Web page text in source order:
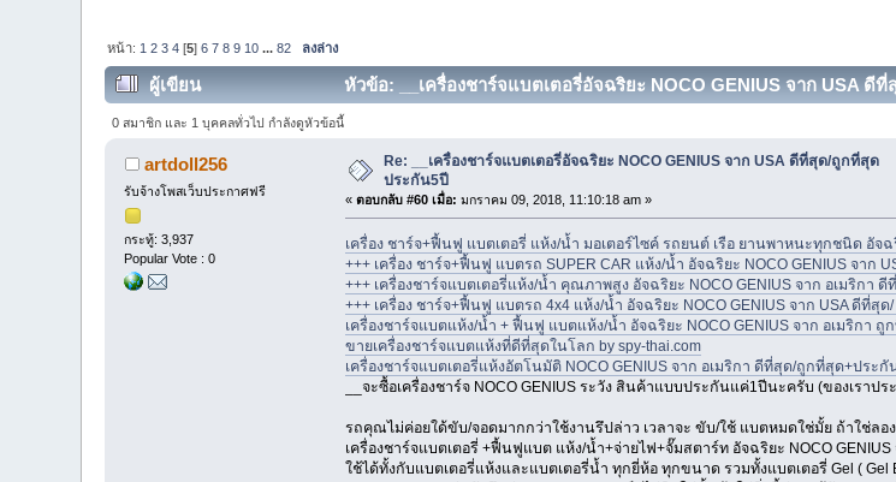
หน้า: 1 2 3 4 [5]6 7 8 9 10 ...82 ลงล่าง
ผู้เขียน หัวข้อ: __เครื่องชาร์จแบตเตอรี่อัจฉริยะ NOCO GENIUS จาก USA ดี
0 สมาชิก และ 1 บุคคลทั่วไป กำลังดูหัวข้อนี้
artdoll256
รับจ้างโพสเว็บประกาศฟรี
กระทู้: 3,937
Popular Vote : 0
Re: __เครื่องชาร์จแบตเตอรี่อัจฉริยะ NOCO GENIUS จาก USA ดีที่สุด/ถูกที่สุด
ประกัน5ปี
« ตอบกลับ #60 เมื่อ: มกราคม 09, 2018, 11:10:18 am »
เครื่อง ชาร์จ+ฟื้นฟู แบตเตอรี่ แห้ง/น้ำ มอเตอร์ไซค์ รถยนต์ เรือ ยานพาหนะทุกชนิด อัจ
+++ เครื่อง ชาร์จ+ฟื้นฟู แบตรถ SUPER CAR แห้ง/น้ำ อัจฉริยะ NOCO GENIUS จาก
+++ เครื่องชาร์จแบตเตอรี่แห้ง/น้ำ คุณภาพสูง อัจฉริยะ NOCO GENIUS จาก อเมริกา
+++ เครื่อง ชาร์จ+ฟื้นฟู แบตรถ 4x4 แห้ง/น้ำ อัจฉริยะ NOCO GENIUS จาก USA ดีที่สุ
เครื่องชาร์จแบตแห้ง/น้ำ + ฟื้นฟู แบตแห้ง/น้ำ อัจฉริยะ NOCO GENIUS จาก อเมริกา
ขายเครื่องชาร์จแบตแห้งที่ดีที่สุดในโลก by spy-thai.com
เครื่องชาร์จแบตเตอรี่แห้งอัตโนมัติ NOCO GENIUS จาก อเมริกา ดีที่สุด/ถูกที่สุด+ประกั
__จะซื้อเครื่องชาร์จ NOCO GENIUS ระวัง สินค้าแบบประกันแค่1ปีนะครับ (ของเราป
รถคุณไม่ค่อยใด้ขับ/จอดมากกว่าใช้งานรึปล่าว เวลาจะ ขับ/ใช้ แบตหมดใช่มั้ย ถ้าใช่ล
เครื่องชาร์จแบตเตอรี่ +ฟื้นฟูแบต แห้ง/น้ำ+จ่ายไฟ+จั๊มสตาร์ท อัจฉริยะ NOCO
ใช้ได้ทั้งกับแบตเตอรี่แห้งและแบตเตอรี่น้ำ ทุกยี่ห้อ ทุกขนาด รวมทั้งแบตเตอรี่ Gel ( Gel